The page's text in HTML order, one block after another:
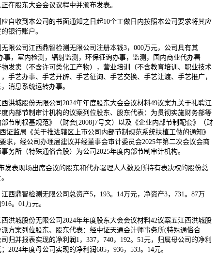
在股东大会会议议程中并颁布发表。
收到本公司的书面通知之日起10个工做日内按照本公司要求将其应
银行账户。
公司江西鼎智检测无限公司注册本钱3，000万元，公司具有其
事，室内检测，辐射监测，环保征询办事，监测，国内商业代办署
发卖（不含许可类化工产物），营业培训（不含教育培训、职业技术
手艺办事、手艺开辟、手艺征询、手艺交换、手艺让渡、手艺推广，
消息系统运转办事。
城股份无限公司2024年年度股东大会会议材料49议案九关于礼聘江
内部节制审计机构的议案列位股东、股东代表：为贯彻实施财务部等
节制根基规范》（财会[2008]7号文）以及《企业内部节制配套》（财
证监局《关于推进辖区上市公司内部节制规范系统扶植工做的通知》
求，经公司办理层建议并经董事会审计委员会2025年第二次会议会商
务所（特殊通俗合股）为公司2025年度内部节制审计机构。
现场出席会议的股东和代办署理人人数及所持有表决权的股份总
鼎智检测无限公司总资产5，193。14万元，净资产3，731。87万
。01万元。
城股份无限公司2024年年度股东大会会议材料42议案五江西洪城股
方案列位股东、股东代表：经中证天通会计师事务所(特殊通俗合
归并报表实现的净利润1，337，740，192。51元，归属母公司的净利
2024年度母公司实现的净利润685，936，533。14元。